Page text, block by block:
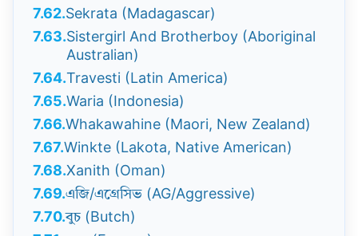
7.62.Sekrata (Madagascar)
7.63.Sistergirl And Brotherboy (Aboriginal
Australian)
7.64.Travesti (Latin America)
7.65.Waria (Indonesia)
7.66.Whakawahine (Maori, New Zealand)
7.67.Winkte (Lakota, Native American)
7.68.Xanith (Oman)
7.69.এজি/এগ্রেসিভ (AG/Aggressive)
7.70.বুচ (Butch)